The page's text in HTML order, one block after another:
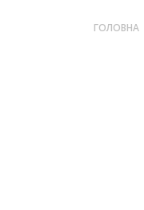
ГОЛОВНА